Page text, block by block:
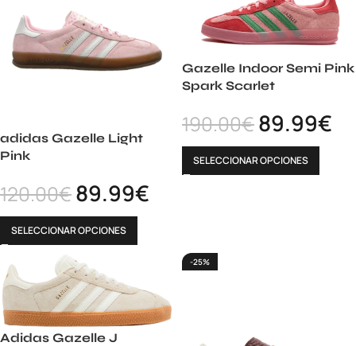
adidas Gazelle Light
Pink
120.00€89.99€
SELECCIONAR OPCIONES
Gazelle Indoor Semi Pink
Spark Scarlet
190.00€89.99€
SELECCIONAR OPCIONES
Adidas Gazelle J
-25%